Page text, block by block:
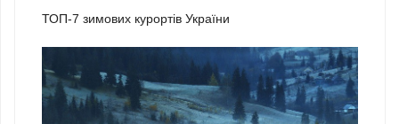
ТОП-7 зимових курортів України